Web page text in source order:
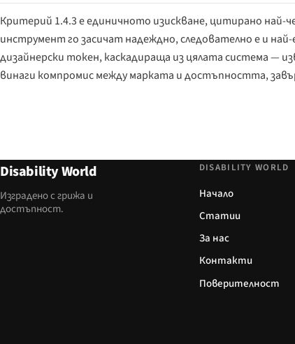
Критерий 1.4.3 е единичното изискване, цитирано най-
инструмент го засичат надеждно, следователно е и
дизайнерски токен, каскадираща из цялата система —
винаги компромис между марката и достъпността,
Disability World
Изградено с грижа и
достъпност.
DISABILITY WORLD
Начало
Статии
За нас
Контакти
Поверителност